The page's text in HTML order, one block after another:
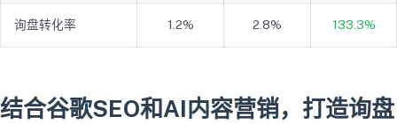
询盘转化率 1.2% 2.8% 133.3%
结合谷歌SEO和AI内容营销，打造询盘